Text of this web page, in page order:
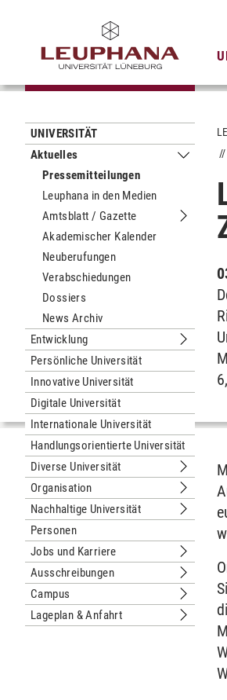
UNIVERSITÄT
Aktuelles
Pressemitteilungen
Leuphana in den Medien
Amtsblatt / Gazette
Akademischer Kalender
Neuberufungen
Verabschiedungen
Dossiers
News Archiv
Entwicklung
Persönliche Universität
Innovative Universität
Digitale Universität
Internationale Universität
Handlungsorientierte Universität
Diverse Universität
Organisation
Nachhaltige Universität
Personen
Jobs und Karriere
Ausschreibungen
Campus
Lageplan & Anfahrt